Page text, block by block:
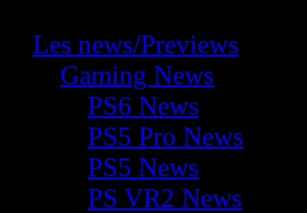
Les news/Previews
Gaming News
PS6 News
PS5 Pro News
PS5 News
PS VR2 News